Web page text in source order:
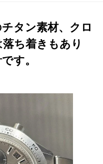
タン素材、クロ
ち着きもあり
す。